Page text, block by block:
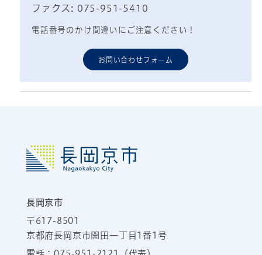
ファクス: 075-951-5410
電話番号のかけ間違いにご注意ください！
お問い合わせフォーム
長岡京市
〒617-8501
京都府長岡京市開田一丁目1番1号